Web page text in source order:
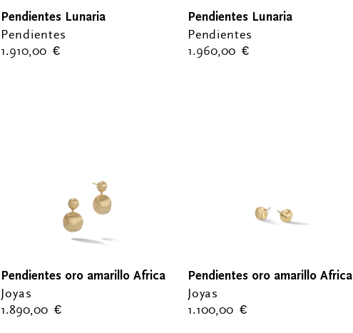
Pendientes
Pendientes Lunaria
1.910,00€
Pendientes
Pendientes Lunaria
1.960,00 €
Joyas
Pendientes oro amarillo Africa
1.890,00€
Joyas
Pendientes oro amarillo Africa
1.100,00 €